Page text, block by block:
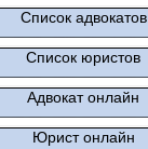
Список адвокатов
Список юристов
Адвокат онлайн
Юрист онлайн